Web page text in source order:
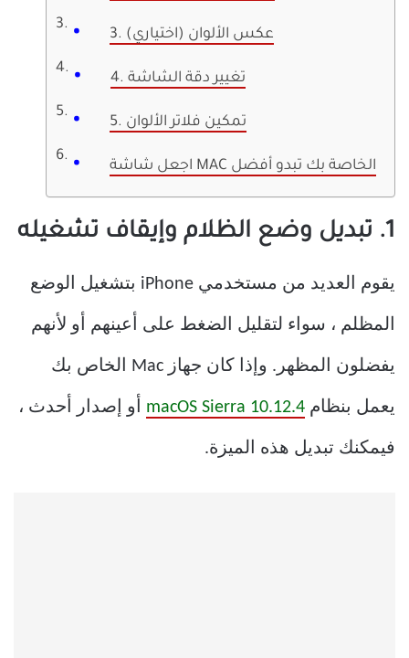
3. عكس الألوان (اختياري)
4. تغيير دقة الشاشة
5. تمكين فلاتر الألوان
اجعل شاشة MAC الخاصة بك تبدو أفضل
1. تبديل وضع الظلام وإيقاف تشغيله
يقوم العديد من مستخدمي iPhone بتشغيل الوضع
المظلم ، سواء لتقليل الضغط على أعينهم أو لأنهم
يفضلون المظهر. وإذا كان جهاز Mac الخاص بك
يعمل بنظام macOS Sierra 10.12.4 أو إصدار أحدث ،
فيمكنك تبديل هذه الميزة.